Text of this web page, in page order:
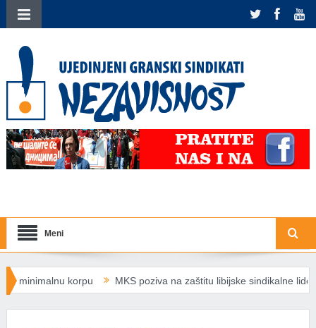
Meni
korpu MKS poziva na zaštitu libijske sindikalne liderke
plata